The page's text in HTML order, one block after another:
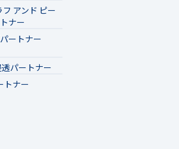
アンド ピー
ナー
ートナー
パートナー
トナー